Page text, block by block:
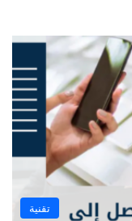
تقنية